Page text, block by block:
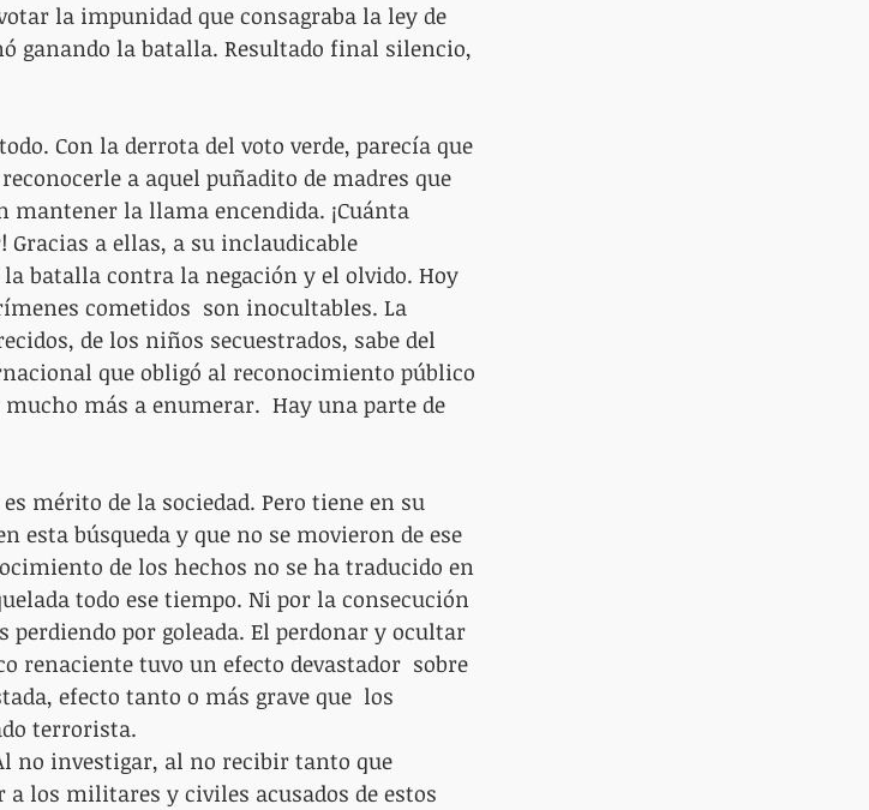
la impunidad que consagraba la ley de
ganando la batalla. Resultado final silencio,
Con la derrota del voto verde, parecía que
a aquel puñadito de madres que
la llama encendida. ¡Cuánta
a ellas, a su inclaudicable
batalla contra la negación y el olvido. Hoy
cometidos  son inocultables. La
de los niños secuestrados, sabe del
que obligó al reconocimiento público
más a enumerar.  Hay una parte de
mérito de la sociedad. Pero tiene en su
esta búsqueda y que no se movieron de ese
de los hechos no se ha traducido en
todo ese tiempo. Ni por la consecución
perdiendo por goleada. El perdonar y ocultar
renaciente tuvo un efecto devastador  sobre
efecto tanto o más grave que  los
terrorista.
no investigar, al no recibir tanto que
los militares y civiles acusados de estos